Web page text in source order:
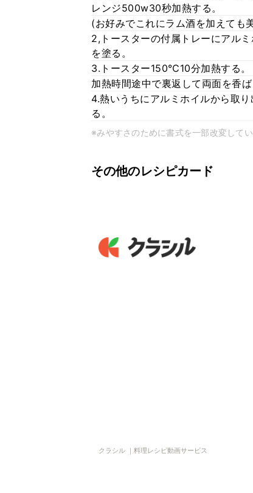
レンジ500w30秒加熱する。
(お好みでこれにラム酒を加えても
2,トースターの付属トレーにアル
を塗る。
3.トースター150℃10分加熱する。
加熱時間途中で裏返して両面を香ば
4.熱いうちにアルミホイルから取
る。
※みやすさのために書式を一部改変してい
その他のレシピカード
クラシル ｜料理レシピ動画サービス